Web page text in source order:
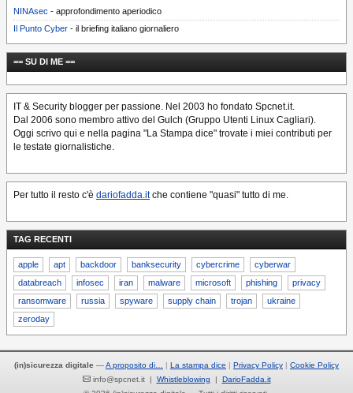
NINAsec - approfondimento aperiodico
Il Punto Cyber - il briefing italiano giornaliero
== SU DI ME ==
IT & Security blogger per passione. Nel 2003 ho fondato Spcnet.it.
Dal 2006 sono membro attivo del Gulch (Gruppo Utenti Linux Cagliari).
Oggi scrivo qui e nella pagina "La Stampa dice" trovate i miei contributi per
le testate giornalistiche.
Per tutto il resto c'è dariofadda.itche contiene "quasi" tutto di me.
TAG RECENTI
apple apt backdoor banksecurity cybercrime
cyberwar
databreach
infosec iran malware microsoft phishing
privacy
ransomware
russia spyware supply chain trojan
ukraine
zeroday
(in)sicurezza digitale —A proposito di… La stampa dice Privacy Policy
Cookie Policy
info@spcnet.it | Whistleblowing | DarioFadda.it